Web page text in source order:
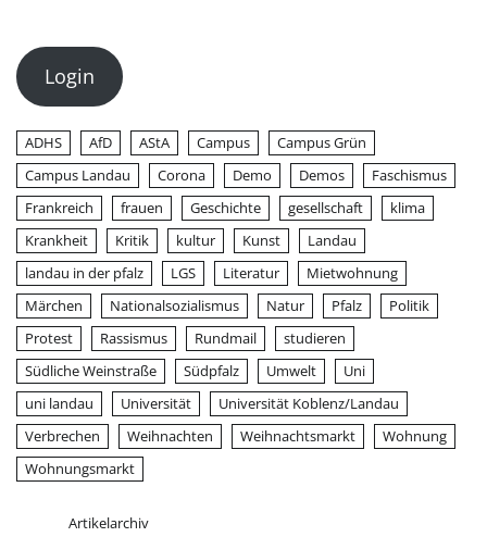
Login
ADHS AfD AStA Campus
Campus Grün
Campus Landau
Corona Demo Demos
Faschismus
Frankreich
frauen Geschichte gesellschaft
klima
Krankheit
Kritik kultur Kunst
Landau
landau in der pfalz
LGS Literatur
Mietwohnung
Märchen
Nationalsozialismus Natur Pfalz
Politik
Protest
Rassismus Rundmail
studieren
Südliche Weinstraße
Südpfalz Umwelt
Uni
uni landau
Universität
Universität Koblenz/Landau
Verbrechen
Weihnachten Weihnachtsmarkt
Wohnung
Wohnungsmarkt
Artikelarchiv